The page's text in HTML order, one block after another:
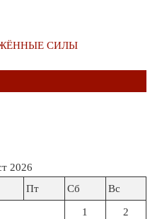
СИЛЫ
2026
Пт Сб Вс
1 2